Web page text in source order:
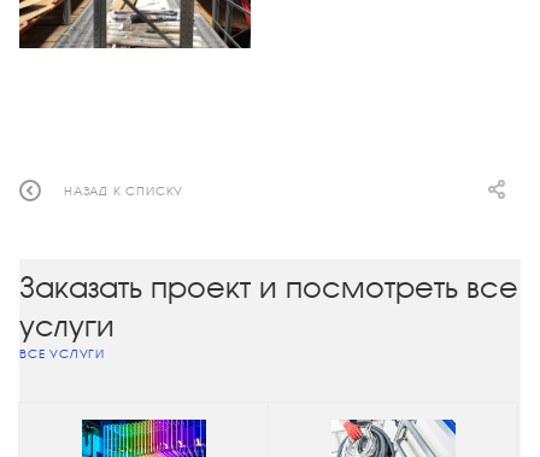
НАЗАД К СПИСКУ
Заказать проект и посмотреть все
услуги
ВСЕ УСЛУГИ